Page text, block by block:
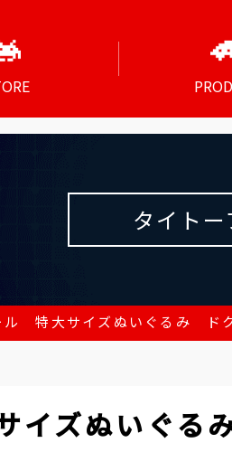
タイト
ル 特大サイズぬいぐるみ ド
イズぬいぐる